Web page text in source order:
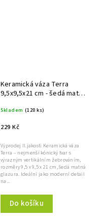
Keramická váza Terra
9,5x9,5x21 cm - šedá matná,
Skladem (120 ks)
229 Kč
Do košíku
Výprodej II.jakosti Keramická váza
Terra – nejmenší kónický tvar s
výrazným vertikálním žebrováním,
rozměry 9,5 x 9,5 x 21 cm, šedá matná
glazura. Ideální jako moderní detail
na...